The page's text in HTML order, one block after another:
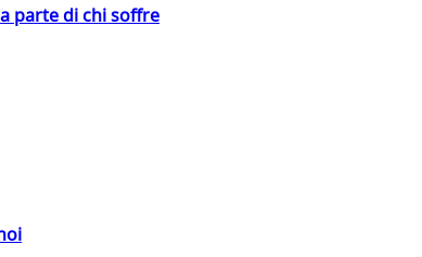
parte di chi soffre